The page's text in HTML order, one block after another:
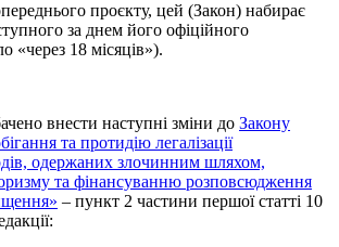
проєкту, цей (Закон) набирає
за днем його офіційного
«через 18 місяців»).
внести наступні зміни до Закону
та протидію легалізації
одержаних злочинним шляхом,
та фінансуванню розповсюдження
– пункт 2 частини першої статті 10